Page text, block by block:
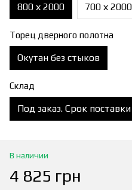
800 х 2000 700 х 2000
Торец дверного полотна
Окутан без стыков
Склад
Под заказ. Срок
В наличии
4 825 грн